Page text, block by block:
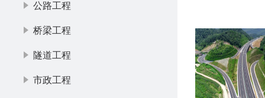
公路工程
桥梁工程
隧道工程
市政工程